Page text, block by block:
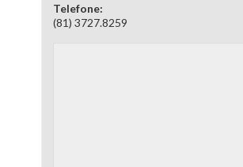
Telefone:
(81) 3727.8259